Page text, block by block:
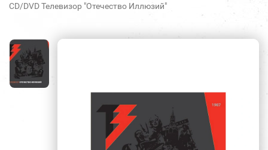
CD/DVD Телевизор "Отечество Иллюзий"